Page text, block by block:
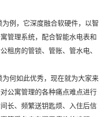
，它深度融合软硬件，以智
管理系统，配合智能水电表和
租房的管锁、管账、管水电、
何如此优秀，现在就为大家来
公寓管理的各种痛点难点进行
长、频繁送钥匙烦、入住后信